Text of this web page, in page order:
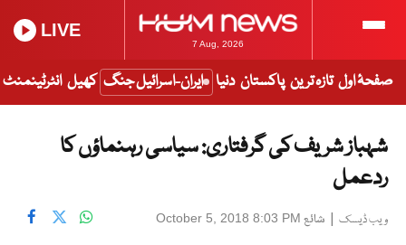
7 Aug, 2026
LIVE
صفحۂ اول تازہ ترین پاکستان دنیا ایران-اسرائیل جنگ کھیل انٹرٹینمنٹ
شہباز شریف کی گرفتاری: سیاسی رہنماؤں کا
ردعمل
ویب ڈیسک | شائع October 5, 2018 8:03 PM